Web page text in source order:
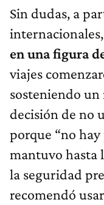
Sin dudas, a
internacionales,
en una figura
viajes
sosteniendo
decisión de no
porque “no hay
mantuvo hasta
la seguridad
recomendó